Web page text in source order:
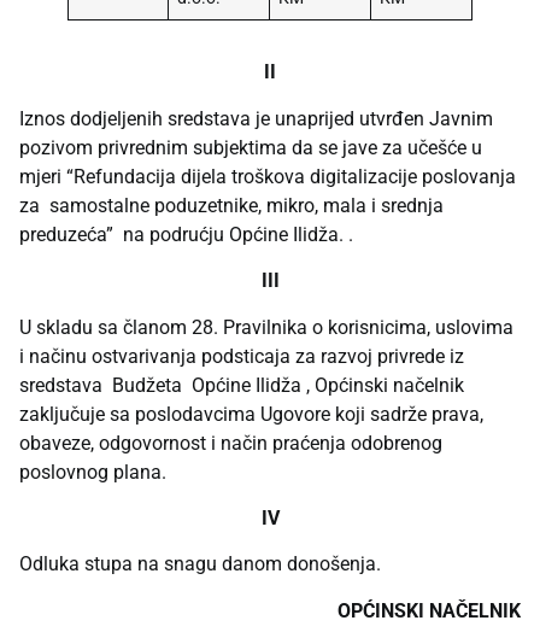
Iznos dodjeljenih sredstava je unaprijed utvrđen Javnim
pozivom privrednim subjektima da se jave za učešće u
mjeri “Refundacija dijela troškova digitalizacije poslovanja
za samostalne poduzetnike, mikro, mala i srednja
preduzeća” na podrućju Općine Ilidža. .
U skladu sa članom 28. Pravilnika o korisnicima, uslovima
i načinu ostvarivanja podsticaja za razvoj privrede iz
sredstava Budžeta Općine Ilidža , Općinski načelnik
zaključuje sa poslodavcima Ugovore koji sadrže prava,
obaveze, odgovornost i način praćenja odobrenog
poslovnog plana.
IV
Odluka stupa na snagu danom donošenja.
OPĆINSKI NAČELNIK